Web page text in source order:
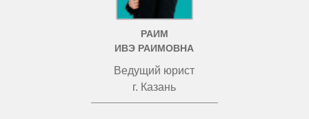
РАИМ
ИВЭ РАИМОВНА
Ведущий юрист
г. Казань